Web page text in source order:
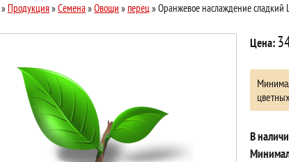
» Продукция »Семена»Овощи »перец » Оранжевое наслаждение сладкий
Цена:
В